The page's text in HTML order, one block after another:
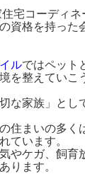
宅コーディ
資格を持った
ルではペット
を整えていこ
な家族」とし
住まいの多く
ています。
やケガ、飼育
ります。